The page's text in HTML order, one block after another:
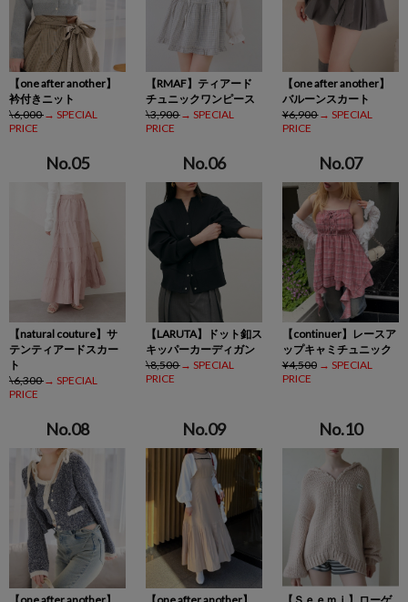
【one after another】
衿付きニット
\6,000→ SPECIAL
PRICE
【RMAF】ティアード
チュニックワンピース
\3,900→ SPECIAL
PRICE
【one after another】
バルーンスカート
¥6,900→ SPECIAL
PRICE
【natural couture】サ
テンティアードスカー
ト
\6,300→ SPECIAL
PRICE
【LARUTA】ドット釦ス
キッパーカーディガン
\8,500→ SPECIAL
PRICE
【continuer】レースア
ップキャミチュニック
¥4,500 → SPECIAL
PRICE